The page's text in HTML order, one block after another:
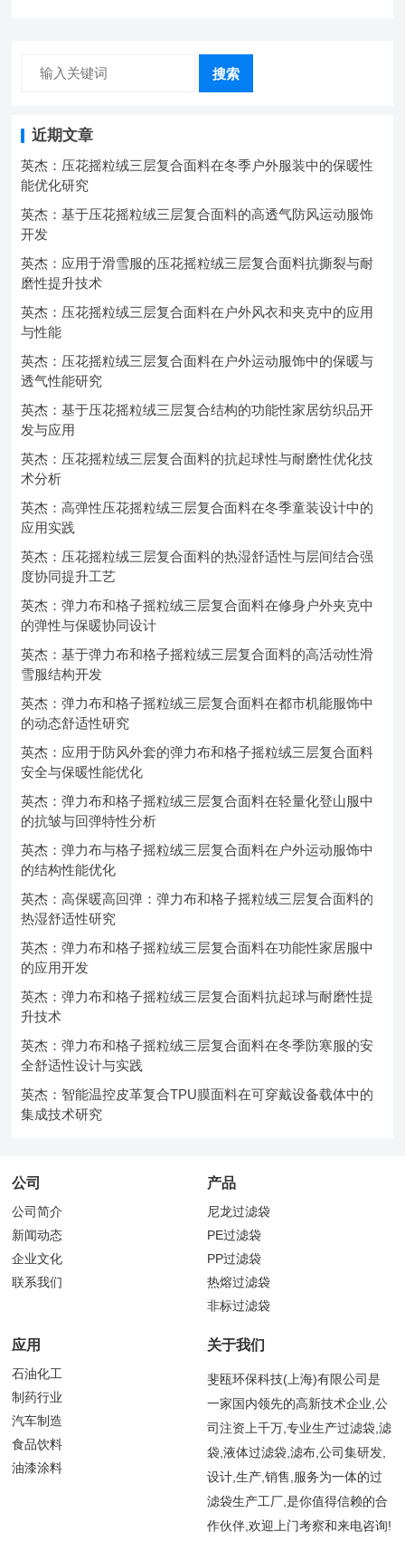
搜索
近期文章
英杰：压花摇粒绒三层复合面料在冬季户外服装中的保暖性
能优化研究
英杰：基于压花摇粒绒三层复合面料的高透气防风运动服饰
开发
英杰：应用于滑雪服的压花摇粒绒三层复合面料抗撕裂与耐
磨性提升技术
英杰：压花摇粒绒三层复合面料在户外风衣和夹克中的应用
与性能
英杰：压花摇粒绒三层复合面料在户外运动服饰中的保暖与
透气性能研究
英杰：基于压花摇粒绒三层复合结构的功能性家居纺织品开
发与应用
英杰：压花摇粒绒三层复合面料的抗起球性与耐磨性优化技
术分析
英杰：高弹性压花摇粒绒三层复合面料在冬季童装设计中的
应用实践
英杰：压花摇粒绒三层复合面料的热湿舒适性与层间结合强
度协同提升工艺
英杰：弹力布和格子摇粒绒三层复合面料在修身户外夹克中
的弹性与保暖协同设计
英杰：基于弹力布和格子摇粒绒三层复合面料的高活动性滑
雪服结构开发
英杰：弹力布和格子摇粒绒三层复合面料在都市机能服饰中
的动态舒适性研究
英杰：应用于防风外套的弹力布和格子摇粒绒三层复合面料
安全与保暖性能优化
英杰：弹力布和格子摇粒绒三层复合面料在轻量化登山服中
的抗皱与回弹特性分析
英杰：弹力布与格子摇粒绒三层复合面料在户外运动服饰中
的结构性能优化
英杰：高保暖高回弹：弹力布和格子摇粒绒三层复合面料的
热湿舒适性研究
英杰：弹力布和格子摇粒绒三层复合面料在功能性家居服中
的应用开发
英杰：弹力布和格子摇粒绒三层复合面料抗起球与耐磨性提
升技术
英杰：弹力布和格子摇粒绒三层复合面料在冬季防寒服的安
全舒适性设计与实践
英杰：智能温控皮革复合TPU膜面料在可穿戴设备载体中的
集成技术研究
公司
公司简介
新闻动态
企业文化
联系我们
产品
尼龙过滤袋
PE过滤袋
PP过滤袋
热熔过滤袋
非标过滤袋
应用
石油化工
制药行业
汽车制造
食品饮料
油漆涂料
关于我们
斐瓯环保科技(上海)有限公司是
一家国内领先的高新技术企业,公
司注资上千万,专业生产过滤袋,滤
袋,液体过滤袋,滤布,公司集研发,
设计,生产,销售,服务为一体的过
滤袋生产工厂,是你值得信赖的合
作伙伴,欢迎上门考察和来电咨询!